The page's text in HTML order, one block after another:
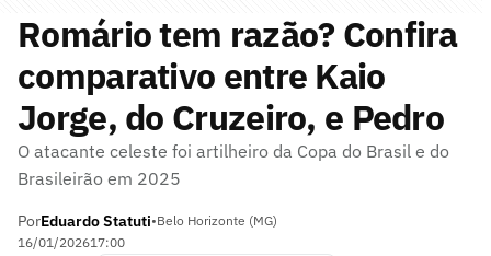
Romário tem razão? Confira
comparativo entre Kaio
Jorge, do Cruzeiro, e Pedro
O atacante celeste foi artilheiro da Copa do Brasil e do
Brasileirão em 2025
PorEduardo Statuti•Belo Horizonte (MG)
16/01/202617:00